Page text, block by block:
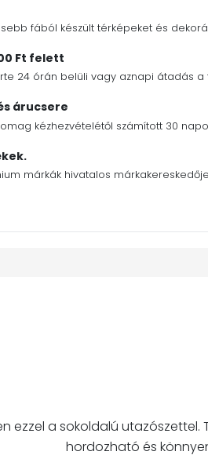
fából készült térképeket és
Ft felett
24 órán belüli vagy aznapi átadás a
árucsere
kézhezvételétől számított 30
márkák hivatalos
ezzel a sokoldalú
hordozható és